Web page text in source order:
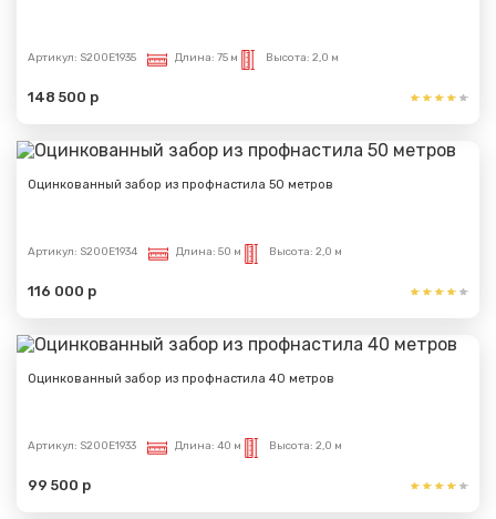
Артикул: S200E1935 Длина: 75 м Высота: 2,0 м
148 500 р
Оцинкованный забор из профнастила 50 метров
Артикул: S200E1934 Длина: 50 м Высота: 2,0 м
116 000 р
Оцинкованный забор из профнастила 40 метров
Артикул: S200E1933 Длина: 40 м Высота: 2,0 м
99 500 р